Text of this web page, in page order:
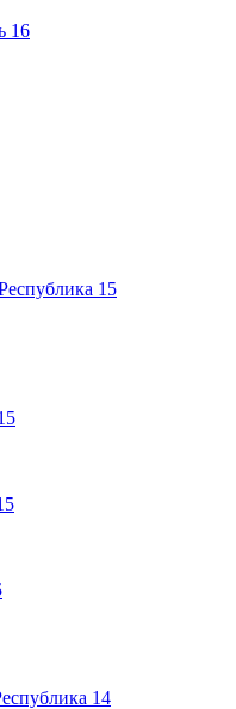
16
15
14